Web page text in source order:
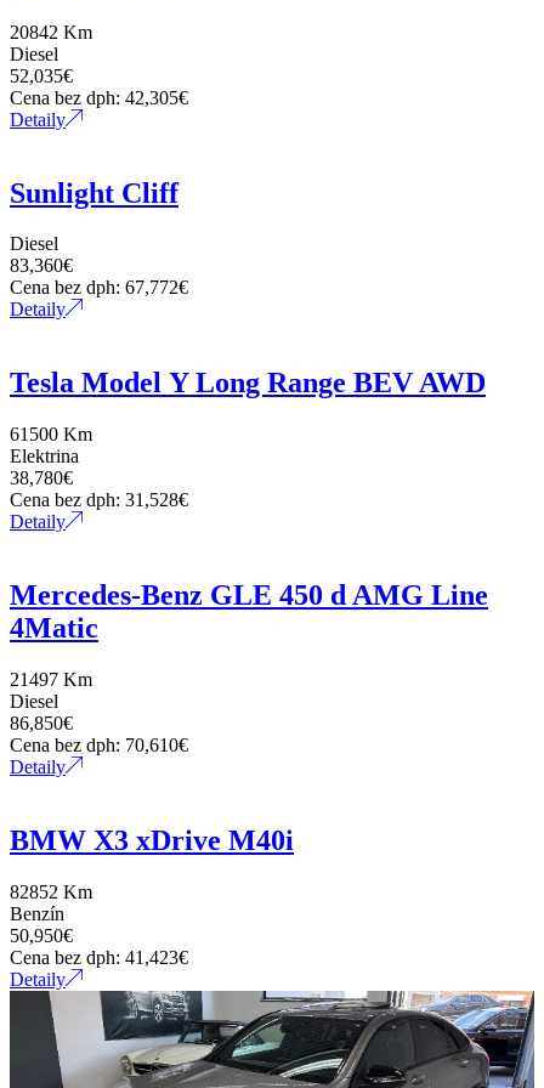
ABS
Adaptívne natáčanie svetlometov
Adaptívne svetlomety
AdBlue
Aerodynamické kryty
Agility Control
Airbag vodiča
Airbag 4x
Airbag 6x
Airbag 7x
Airbag 11x
20842 Km
Diesel
52,035€
Cena bez dph: 42,305€
Detaily
Sunlight Cliff
Diesel
83,360€
Cena bez dph: 67,772€
Detaily
Tesla Model Y Long Range BEV AWD
61500 Km
Elektrina
38,780€
Cena bez dph: 31,528€
Detaily
Mercedes-Benz GLE 450 d AMG Line
4Matic
21497 Km
Diesel
86,850€
Cena bez dph: 70,610€
Detaily
BMW X3 xDrive M40i
82852 Km
Benzín
50,950€
Cena bez dph: 41,423€
Detaily